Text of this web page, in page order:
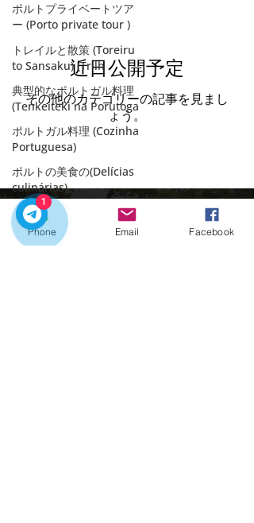
ポルトプライベートツア
ー (Porto private tour )
トレイルと散策 (Toreiru
to Sansaku) (Trilh
典型的なポルトガル料理
(Tenkeiteki na Porutoga
ポルトガル料理 (Cozinha
Portuguesa)
ポルトの美食の(Delícias
culinárias)
美食体験 (Experiências
Gastronómicas)
近日公開予定
その他のカテゴリーの記事を見まし
ょう。
Phone Email Facebook
1